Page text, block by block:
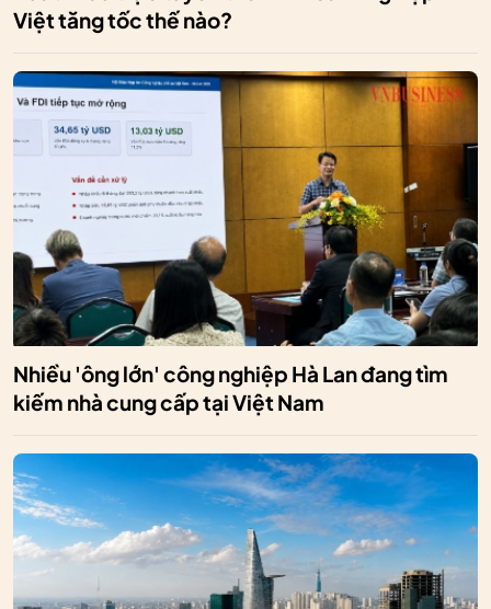
Việt tăng tốc thế nào?
Nhiều 'ông lớn' công nghiệp Hà Lan đang tìm
kiếm nhà cung cấp tại Việt Nam